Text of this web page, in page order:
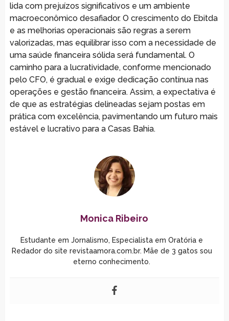
lida com prejuízos significativos e um ambiente
macroeconômico desafiador. O crescimento do Ebitda
e as melhorias operacionais são regras a serem
valorizadas, mas equilibrar isso com a necessidade de
uma saúde financeira sólida será fundamental. O
caminho para a lucratividade, conforme mencionado
pelo CFO, é gradual e exige dedicação contínua nas
operações e gestão financeira. Assim, a expectativa é
de que as estratégias delineadas sejam postas em
prática com excelência, pavimentando um futuro mais
estável e lucrativo para a Casas Bahia.
Monica Ribeiro
Estudante em Jornalismo, Especialista em Oratória e
Redador do site revistaamora.com.br. Mãe de 3 gatos sou
eterno conhecimento.